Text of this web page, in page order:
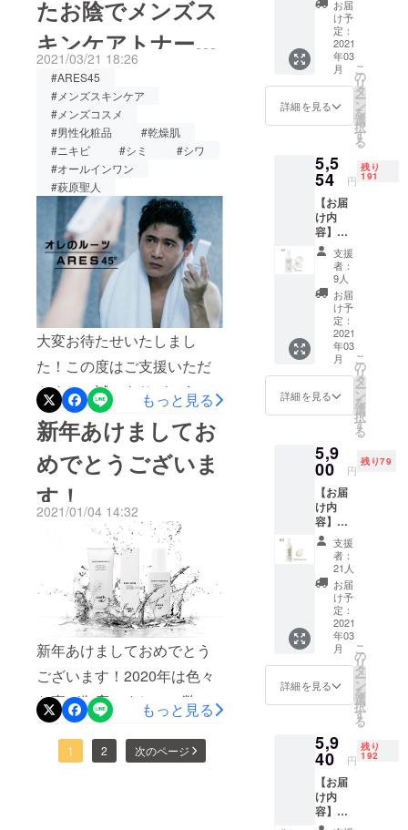
ばれているため、
PureBeauty誌3月号に商品
説明が掲載されます。
https://hpcimedia.com/
グ2021年2月時点）メンズ
スキンケア最高支援額を頂
きました！皆様のお陰で
す、本当に本当にありがと
うございます。これからも
メンズスキンケア最高商品
を目指し皆様と共に
ARES45を作り上げていこ
うと思いますので宜しくお
願い致します。ARES45ス
タッフ一同
たお陰でメンズス
キンケアトナーの
製作に成功致しま
した！
2021/03/21 18:26
#ARES45
#メンズスキンケア
#メンズコスメ
#男性化粧品
#乾燥肌
#ニキビ
#シミ
#シワ
#オールインワン
#萩原聖人
大変お待たせいたしまし
た！この度はご支援いただ
きまして誠にありがとうご
ざいます。皆様にご支援頂
いたお陰でメンズスキンケ
アトナーの製作に成功致し
ました。ご支援されたリ
ターンの発送手続きが完了
いたしましたので、ご報告
させていただきます。リ
ターンがお手元に届くま
で、今しばらくお待ちくだ
さいませ。改めて、ご支援
いただきまして本当にあり
がとうございます。今後と
も、どうぞよろしくお願い
いたします。ARES45ス
もっと見る
新年あけましてお
めでとうございま
す！
2021/01/04 14:32
新年あけましておめでとう
ございます！2020年は色々
な事が御座いまして、弊社
にも皆様にとっても変化の
大きな一年だったのではな
もっと見る
1 2 次のページ
のお声を元
に約10年間
のチーム研
究後、開発
ARES45。で
いただ
けま
す。ア
ルコー
ルフ
リー・
性剤フ
リー。
的なア
プロー
チのも
とすこ
やかな
肌に
とって
大切な3
つの要
素に働
きか
け、肌
をいき
いきと
明るく
深いう
るおい
きをも
たらし
ます。
まるで
魔法の
ような
アイテ
ムで
す。
ム、全
身、顔
にも使
用可
能。持
続する
潤い
を。
と弾力
をもた
らすボ
ディケ
ア。
若々し
い印象
のハリ
と弾力
をもた
らし、
キメ細
やかな
肌に導
くボ
フェイ
スク
にすべ
るよう
になじ
み、心
地よい
リラッ
クス感
をもた
らしま
す。
を。 奇
跡の成
分ＥＧ
Ｆ，Ｆ
ＧＦを
配合。
男性は
長への
投資そ
んな過
酷な環
境で肌
に時間
をかけ
れな
い、
だった
ら時間
をかけ
ず潤い
を与え
お肌を
守り手
軽にお
しい肌
に変え
ること
が出来
るそん
な製品
を開
発。 男
性の肌
質を研
究しベ
タつか
ず、テ
カらな
い1本で
るそん
な魔法
ルイン
ワンエ
マル
ジョ
ン。
フォー
ム1セッ
ト（約1
か月
分） ●
早割プ
ラン ＜
200名様
限定＞
ー
（10%
OFF）
定価
\5,060
ー（洗
顔
フォー
100ml
、化粧
水ト
ナー
150ml
な物だ
けを落
る。 余
分な物
を落と
し必要
な物は
落とさ
ず守
る。そ
んな当
たり前
が難し
い洗顔
の理想
を求め
出来た
のが
ARES4
ンジン
グは、
毎日の
スキン
ケアに
欠かせ
お届
け予
定：
2021
年03
月
詳細を見る
こ
の
リ
タ
ー
ン
を
選
択
す
る
5,5
54 円
残り
191
【お届
け内
容】
ARES4
5化粧水
トナー2
本セッ
ト（約2
か月
分） ●
早割プ
ラン ＜
200名様
限定＞
\5,554
ー
OFF）
定価
6,160円
（150m
l） 肌に
輝きを
もたら
すToner
男性の
乾燥肌
の為
に、肌
へのな
じみや
すさと
保湿力
を兼ね
をもた
らす
Toner。
フレッ
シュで
みずみ
支援
者：
9人
お届
け予
定：
2021
年03
月
詳細を見る
こ
の
リ
タ
ー
ン
を
選
択
す
る
5,9
00 円
残り79
【お届
け内
容】
ARES4
5オール
インワ
ンボ
ディ＆
フェイ
スク
リーム
Puninif
u2本
（約2か
月分）
●早割プ
100名様
限定＞
\5,900
ー
（10%
OFF）
支援
者：
21人
お届
け予
定：
2021
年03
月
詳細を見る
こ
の
リ
タ
ー
ン
を
選
択
す
る
5,9
40 円
残り
192
【お届
け内
容】
ARES4